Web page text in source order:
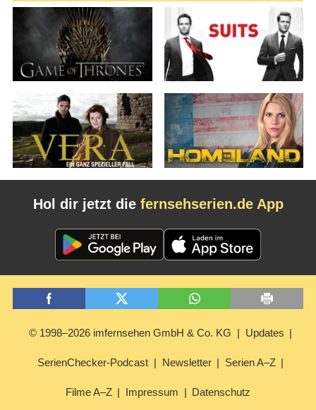
Hol dir jetzt die fernsehserien.de App
© 1998–2026 imfernsehen GmbH & Co. KG Updates
SerienChecker-Podcast Newsletter Serien A–Z
Filme A–Z Impressum Datenschutz